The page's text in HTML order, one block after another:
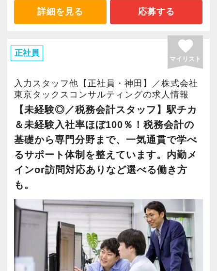
ください！
【主な業務内容】
★税務申告業務
★経理代行業務全般
★各種の経理や財務のデータチェックなど、補
助業務を行うパートスタッフを取りまとめ、顧
客のバックオフィス業務を代行します。
◎クライアントの業種が多種多様なので、幅広
い経験を積むことが可能です！
経験を活かしながら、さらに大規模法人や相
続・M&Aといった高度案件に挑戦できる環境で
す。
即戦力として活躍できる方は、早い段階でリー
ダーを任される可能性もあります。
キャリアを着実に積み重ねながら、税務のプロ
としてさらなる成長を実現できます。
【組織構成】
詳細を見る 応募する
正社員 favorite
マイリスト
入力スタッフ他【正社員・神田】／株式会社
東京タックスコンサルティングの求人情報
【未経験◎／税務会計スタッフ】駅チカ
＆未経験入社率ほぼ100％！税務会計の
基礎から専門分野まで、一気通貫で学べ
るサポート体制を整えています。内勤メ
インor訪問対応ありなど選べる働き方
も。